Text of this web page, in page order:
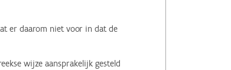
er daarom niet voor in dat de
wijze aansprakelijk gesteld